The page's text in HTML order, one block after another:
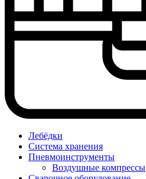
Лебёдки
Система хранения
Пневмоинструменты
Воздушные компрессы